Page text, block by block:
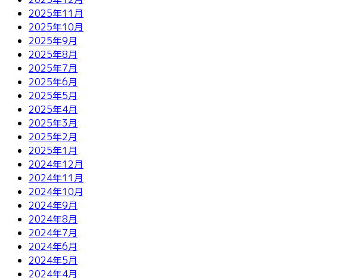
2025年11月
2025年10月
2025年9月
2025年8月
2025年7月
2025年6月
2025年5月
2025年4月
2025年3月
2025年2月
2025年1月
2024年12月
2024年11月
2024年10月
2024年9月
2024年8月
2024年7月
2024年6月
2024年5月
2024年4月